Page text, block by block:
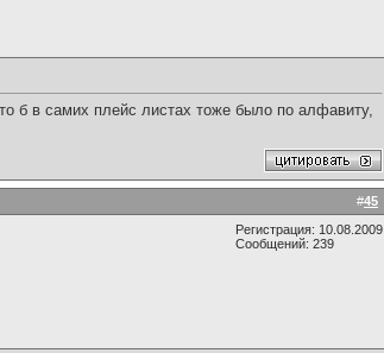
б в самих плейс листах тоже было по алфавиту,
#45
Регистрация: 10.08.2009
Сообщений: 239